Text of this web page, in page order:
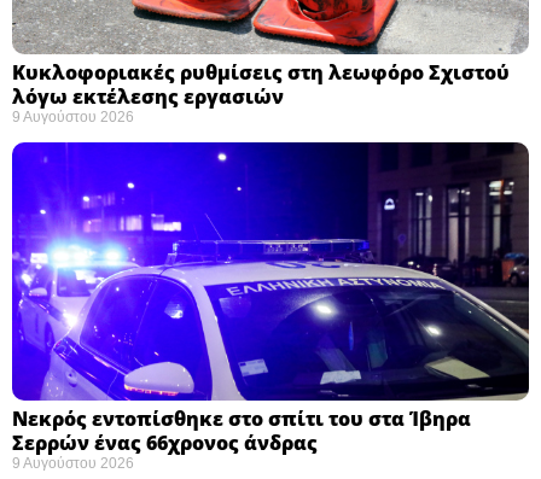
Κυκλοφοριακές ρυθμίσεις στη λεωφόρο Σχιστού
λόγω εκτέλεσης εργασιών
9 Αυγούστου 2026
Νεκρός εντοπίσθηκε στο σπίτι του στα Ίβηρα
Σερρών ένας 66χρονος άνδρας
9 Αυγούστου 2026